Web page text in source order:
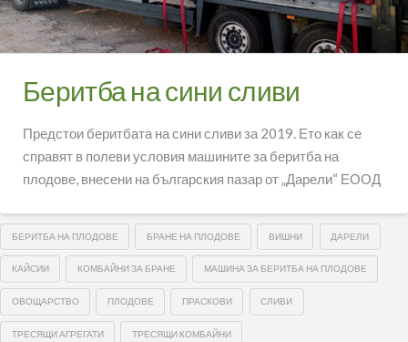
Беритба на сини сливи
Предстои беритбата на сини сливи за 2019. Ето как се
справят в полеви условия машините за беритба на
плодове, внесени на българския пазар от „Дарели“ ЕООД
БЕРИТБА НА ПЛОДОВЕ БРАНЕ НА ПЛОДОВЕ ВИШНИ ДАРЕЛИ
КАЙСИИ КОМБАЙНИ ЗА БРАНЕ МАШИНА ЗА БЕРИТБА НА ПЛОДОВЕ
ОВОЩАРСТВО ПЛОДОВЕ ПРАСКОВИ СЛИВИ
ТРЕСЯЩИ АГРЕГАТИ ТРЕСЯЩИ КОМБАЙНИ